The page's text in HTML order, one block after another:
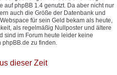
auf phpBB 1.4 genutzt. Da aber nicht nur
auch die Größe der Datenbank und
für sein Geld bekam als heute,
als regelmäßig Nullposter und ältere
sind im Forum heute leider keine
phpBB.de zu finden.
dieser Zeit